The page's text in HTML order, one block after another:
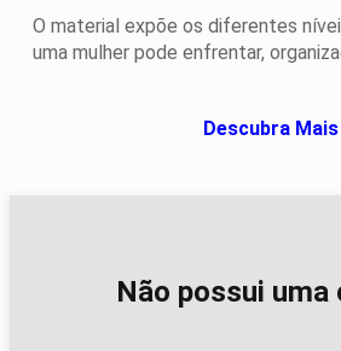
O material expõe os diferentes
uma mulher pode enfrentar,
Descubra Mais
Não possui uma